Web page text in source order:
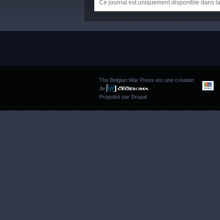
Ce journal est uniquement disponible dans
The Belgian War Press est une création
de
Propulsé par Drupal